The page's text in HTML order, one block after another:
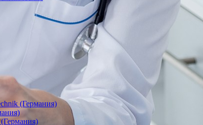
(Германия)